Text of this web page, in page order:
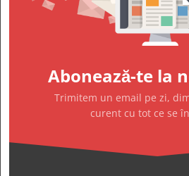
Abonează-te la
Trimitem un email pe zi,
curent cu tot ce se